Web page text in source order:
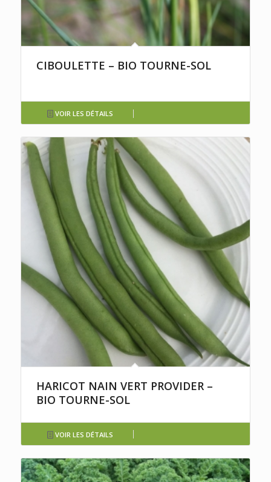
CIBOULETTE – BIO TOURNE-SOL
VOIR LES DÉTAILS
HARICOT NAIN VERT PROVIDER –
BIO TOURNE-SOL
VOIR LES DÉTAILS